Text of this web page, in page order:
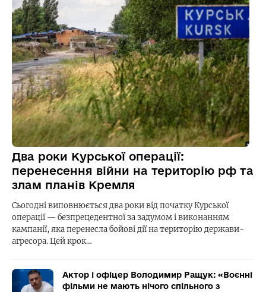
Два роки Курської операції:
перенесення війни на територію рф та
злам планів Кремля
Сьогодні виповнюється два роки від початку Курської
операції — безпрецедентної за задумом і виконанням
кампанії, яка перенесла бойові дії на територію держави-
агресора. Цей крок…
Актор і офіцер Володимир Ращук: «Воєнні
фільми не мають нічого спільного з